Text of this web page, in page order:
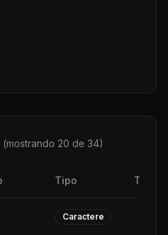
(mostrando 20 de 34)
Tipo
Caractere